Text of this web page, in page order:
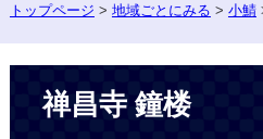
トップページ > 地域ごとにみる > 小鯖
禅昌寺 鐘楼